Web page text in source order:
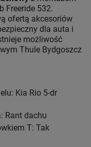
Freeride 532.
ofertą akcesoriów
dla auta i
możliwość
Thule Bydgoszcz
Kia Rio 5-dr
Rant dachu
T: Tak